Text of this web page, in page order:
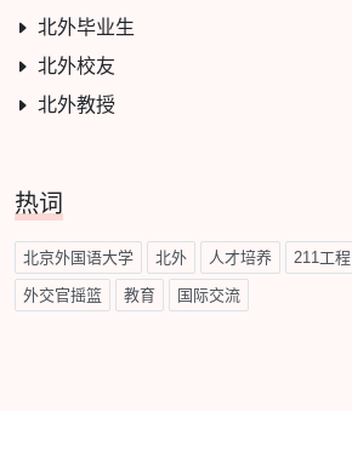
北外毕业生
北外校友
北外教授
热词
北京外国语大学 北外 人才培养 211工程
外交官摇篮 教育 国际交流